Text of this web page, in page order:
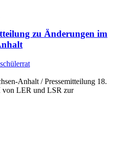
zu Änderungen im
Anhalt / Pressemitteilung 18.
von LER und LSR zur